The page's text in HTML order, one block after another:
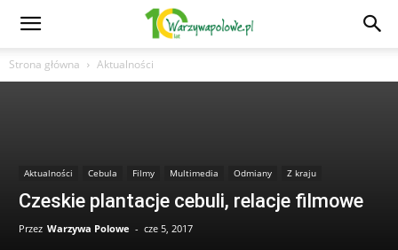
Strona główna Aktualności
Aktualności Cebula Filmy Multimedia Odmiany Z kraju
Czeskie plantacje cebuli, relacje filmowe
Przez Warzywa Polowe - cze 5, 2017